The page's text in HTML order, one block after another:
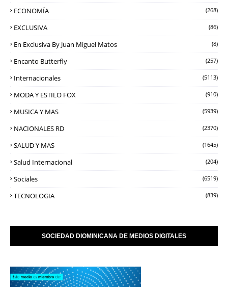
ECONOMÍA (268)
EXCLUSIVA (86)
En Exclusiva By Juan Miguel Matos (8)
Encanto Butterfly (257)
Internacionales (5113)
MODA Y ESTILO FOX (910)
MUSICA Y MAS (5939)
NACIONALES RD (2370)
SALUD Y MAS (1645)
Salud Internacional (204)
Sociales (6519)
TECNOLOGIA (839)
SOCIEDAD DIOMINICANA DE MEDIOS DIGITALES